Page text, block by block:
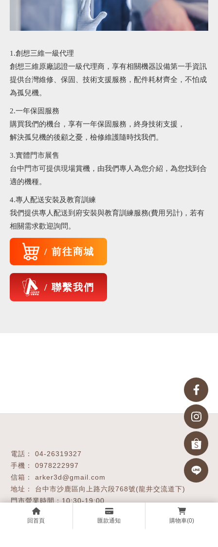
1.創想三維一級代理
創想三維原廠認證一級代理商，享有相關機器設備第一手資訊
提供台灣維修、保固、技術支援服務，配件耗材齊全，不怕成
為孤兒機。
2.一年保固服務
購買我們的機台，享有一年保固服務，終身技術支援，
解決孤兒機的後顧之憂，檢修維護隨時找我們。
3.實體門市展售
台中門市可提供現場賞機，由我們專人為您介紹，為您找到合
適的機種。
4.專人配送安裝及教育訓練
我們提供專人配送到府安裝與教育訓練服務(費用另計)，若有
相關需求歡迎詢問。
/ 前往商城
/ 聯繫我們
回首頁 匯款通知 購物車(0)
04-26319327
0978222997
arker3d@gmail.com
台中市沙鹿區向上路六段768號(龍井交流道下)